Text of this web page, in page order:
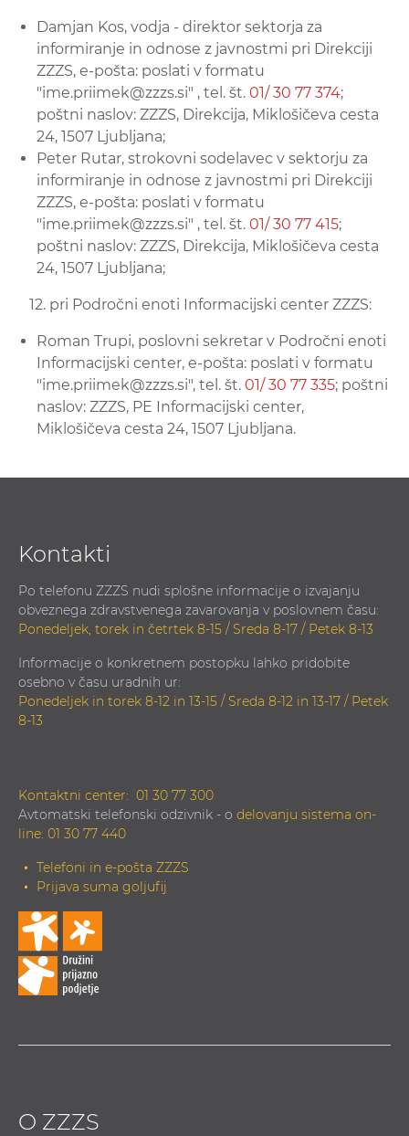
Damjan Kos, vodja - direktor sektorja za
informiranje in odnose z javnostmi pri Direkciji
ZZZS, e-pošta: poslati v formatu
"ime.priimek@zzzs.si" , tel. št. 01/ 30 77 374;
poštni naslov: ZZZS, Direkcija, Miklošičeva cesta
24, 1507 Ljubljana;
Peter Rutar, strokovni sodelavec v sektorju za
informiranje in odnose z javnostmi pri Direkciji
ZZZS, e-pošta: poslati v formatu
"ime.priimek@zzzs.si" , tel. št. 01/ 30 77 415;
poštni naslov: ZZZS, Direkcija, Miklošičeva cesta
24, 1507 Ljubljana;
12. pri Področni enoti Informacijski center ZZZS:
Roman Trupi, poslovni sekretar v Področni enoti
Informacijski center, e-pošta: poslati v formatu
"ime.priimek@zzzs.si", tel. št. 01/ 30 77 335; poštni
naslov: ZZZS, PE Informacijski center,
Miklošičeva cesta 24, 1507 Ljubljana.
Kontakti
Po telefonu ZZZS nudi splošne informacije o izvajanju
obveznega zdravstvenega zavarovanja v poslovnem času:
Ponedeljek, torek in četrtek 8-15 / Sreda 8-17 / Petek 8-13
Informacije o konkretnem postopku lahko pridobite
osebno v času uradnih ur:
Ponedeljek in torek 8-12 in 13-15 / Sreda 8-12 in 13-17 / Petek
8-13
Kontaktni center: 01 30 77 300
Avtomatski telefonski odzivnik - o delovanju sistema on-
line: 01 30 77 440
Telefoni in e-pošta ZZZS
Prijava suma goljufij
O ZZZS